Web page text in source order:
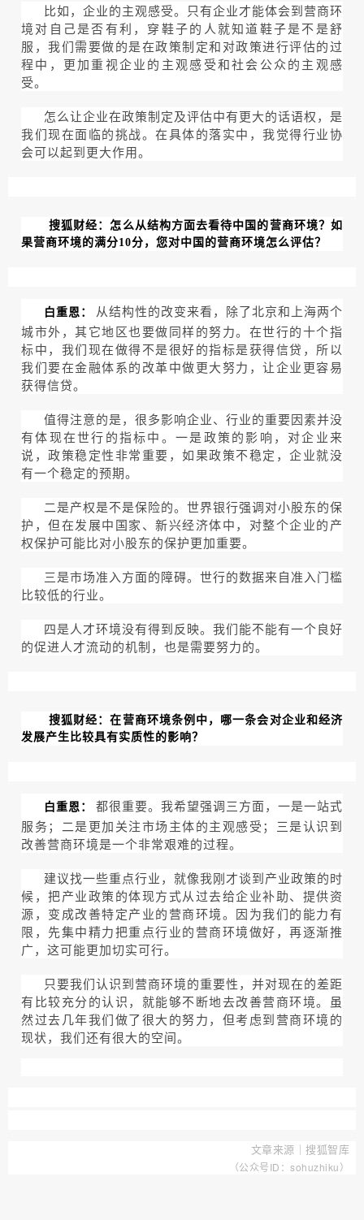
比如，企业的主观感受。只有企业才能体会到营商环
境对自己是否有利，穿鞋子的人就知道鞋子是不是舒
服，我们需要做的是在政策制定和对政策进行评估的过
程中，更加重视企业的主观感受和社会公众的主观感
受。
怎么让企业在政策制定及评估中有更大的话语权，是
我们现在面临的挑战。在具体的落实中，我觉得行业协
会可以起到更大作用。
搜狐财经：怎么从结构方面去看待中国的营商环境？如
果营商环境的满分10分，您对中国的营商环境怎么评估？
白重恩：
从结构性的改变来看，除了北京和上海两个
城市外，其它地区也要做同样的努力。在世行的十个指
标中，我们现在做得不是很好的指标是获得信贷，所以
我们要在金融体系的改革中做更大努力，让企业更容易
获得信贷。
值得注意的是，很多影响企业、行业的重要因素并没
有体现在世行的指标中。一是政策的影响，对企业来
说，政策稳定性非常重要，如果政策不稳定，企业就没
有一个稳定的预期。
二是产权是不是保险的。世界银行强调对小股东的保
护，但在发展中国家、新兴经济体中，对整个企业的产
权保护可能比对小股东的保护更加重要。
三是市场准入方面的障碍。世行的数据来自准入门槛
比较低的行业。
四是人才环境没有得到反映。我们能不能有一个良好
的促进人才流动的机制，也是需要努力的。
搜狐财经：在营商环境条例中，哪一条会对企业和经济
发展产生比较具有实质性的影响？
白重恩：
都很重要。我希望强调三方面，一是一站式
服务；二是更加关注市场主体的主观感受；三是认识到
改善营商环境是一个非常艰难的过程。
建议找一些重点行业，就像我刚才谈到产业政策的时
候，把产业政策的体现方式从过去给企业补助、提供资
源，变成改善特定产业的营商环境。因为我们的能力有
限，先集中精力把重点行业的营商环境做好，再逐渐推
广，这可能更加切实可行。
只要我们认识到营商环境的重要性，并对现在的差距
有比较充分的认识，就能够不断地去改善营商环境。虽
然过去几年我们做了很大的努力，但考虑到营商环境的
现状，我们还有很大的空间。
文章来源｜搜狐智库
（公众号ID：sohuzhiku）